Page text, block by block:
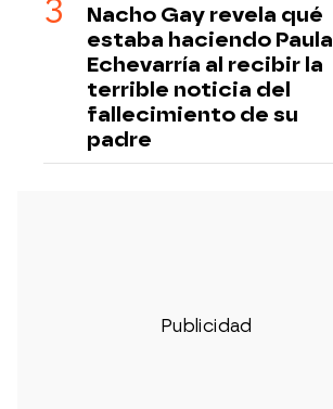
Nacho Gay revela qué
estaba haciendo Paula
Echevarría al recibir la
terrible noticia del
fallecimiento de su
padre